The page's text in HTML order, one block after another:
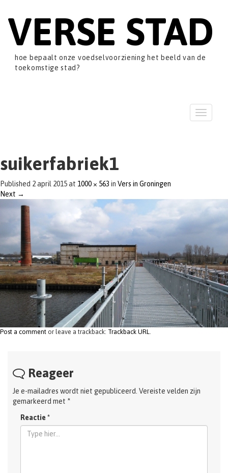
VERSE STAD
hoe bepaalt onze voedselvoorziening het beeld van de
toekomstige stad?
T
o
i
o
n
suikerfabriek1
Published 2 april 2015at 1000 × 563 in Vers in Groningen
Next →
Post a comment or leave a trackback: Trackback URL.
Reageer
Je e-mailadres wordt niet gepubliceerd. Vereiste velden zijn
gemarkeerd met *
Reactie *